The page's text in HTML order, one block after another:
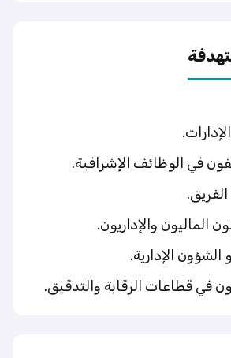
في الوظائف الإشرافية.
الفريق.
الماليون والإداريون.
الإدارية.
في قطاعات الرقابة والتدقيق.